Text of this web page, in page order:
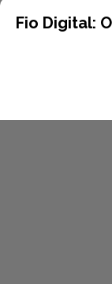
Fio Digital: